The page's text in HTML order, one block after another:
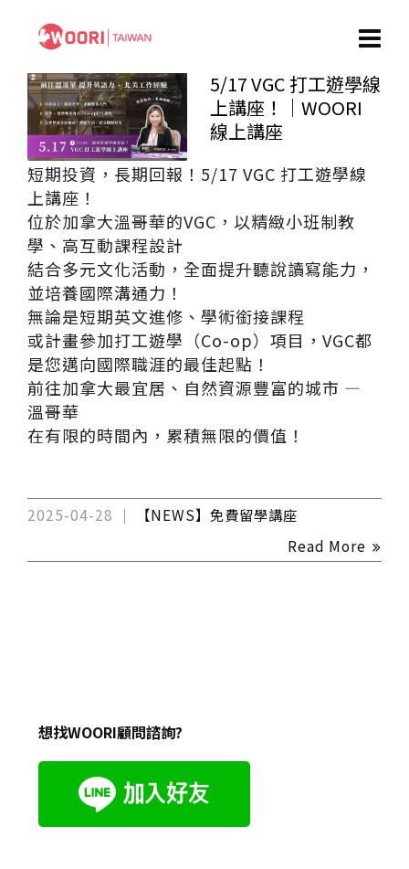
5/17 VGC 打工遊學線
上講座！｜WOORI
線上講座
短期投資，長期回報！5/17 VGC 打工遊學線
上講座！
位於加拿大溫哥華的VGC，以精緻小班制教
學、高互動課程設計
結合多元文化活動，全面提升聽說讀寫能力，
並培養國際溝通力！
無論是短期英文進修、學術銜接課程
或計畫參加打工遊學（Co-op）項目，VGC都
是您邁向國際職涯的最佳起點！
前往加拿大最宜居、自然資源豐富的城市 —
溫哥華
在有限的時間內，累積無限的價值！
2025-04-28
【NEWS】免費留學講座
Read More
想找WOORI顧問諮詢?